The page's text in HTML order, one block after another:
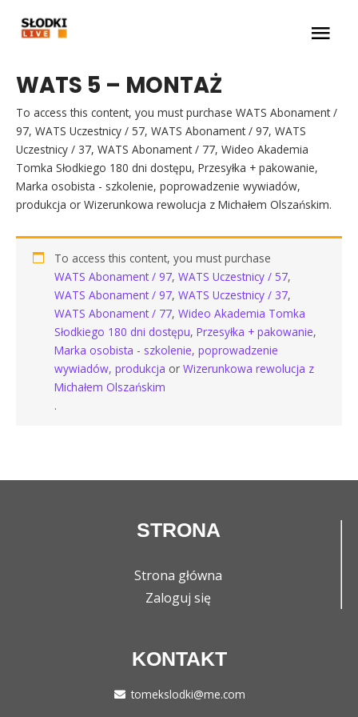
WATS 5 – MONTAŻ
To access this content, you must purchase WATS Abonament /
97, WATS Uczestnicy / 57, WATS Abonament / 97, WATS
Uczestnicy / 37, WATS Abonament / 77, Wideo Akademia
Tomka Słodkiego 180 dni dostępu, Przesyłka + pakowanie,
Marka osobista - szkolenie, poprowadzenie wywiadów,
produkcja or Wizerunkowa rewolucja z Michałem Olszańskim.
To access this content, you must purchase
WATS Abonament / 97, WATS Uczestnicy / 57,
WATS Abonament / 97, WATS Uczestnicy / 37,
WATS Abonament / 77, Wideo Akademia Tomka
Słodkiego 180 dni dostępu, Przesyłka + pakowanie,
Marka osobista - szkolenie, poprowadzenie
wywiadów, produkcja or Wizerunkowa rewolucja z
Michałem Olszańskim
.
STRONA
Strona główna
Zaloguj się
KONTAKT
tomekslodki@me.com